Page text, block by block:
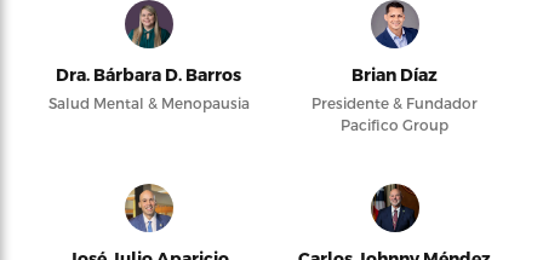
Dra. Bárbara D. Barros
Salud Mental & Menopausia
Brian Díaz
Presidente & Fundador
Pacifico Group